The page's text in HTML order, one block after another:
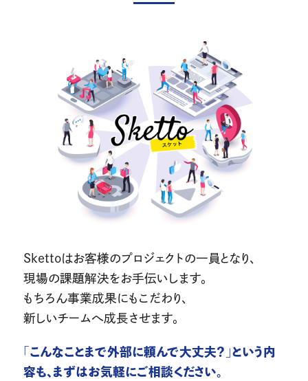
Skettoはお客様のプロジェクトの一員となり、
現場の課題解決をお手伝いします。
もちろん事業成果にもこだわり、
新しいチームへ成長させます。
「こんなことまで外部に頼んで大丈夫？」という内
容も、まずはお気軽にご相談ください。